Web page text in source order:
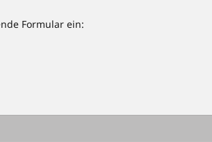
Formular ein: